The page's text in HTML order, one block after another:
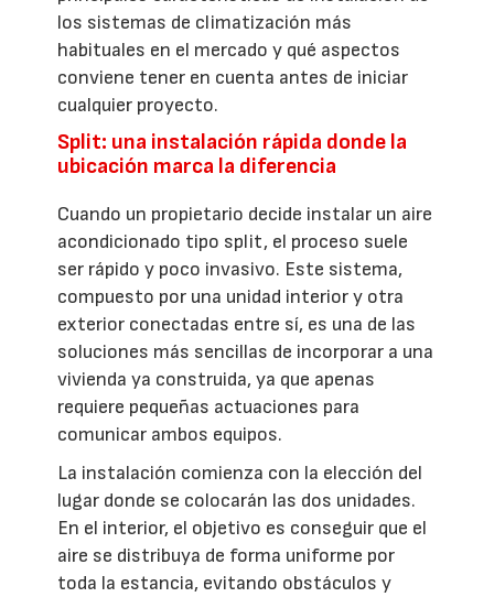
los sistemas de climatización más
habituales en el mercado y qué aspectos
conviene tener en cuenta antes de iniciar
cualquier proyecto.
Split: una instalación rápida donde la
ubicación marca la diferencia
Cuando un propietario decide instalar un aire
acondicionado tipo split, el proceso suele
ser rápido y poco invasivo. Este sistema,
compuesto por una unidad interior y otra
exterior conectadas entre sí, es una de las
soluciones más sencillas de incorporar a una
vivienda ya construida, ya que apenas
requiere pequeñas actuaciones para
comunicar ambos equipos.
La instalación comienza con la elección del
lugar donde se colocarán las dos unidades.
En el interior, el objetivo es conseguir que el
aire se distribuya de forma uniforme por
toda la estancia, evitando obstáculos y